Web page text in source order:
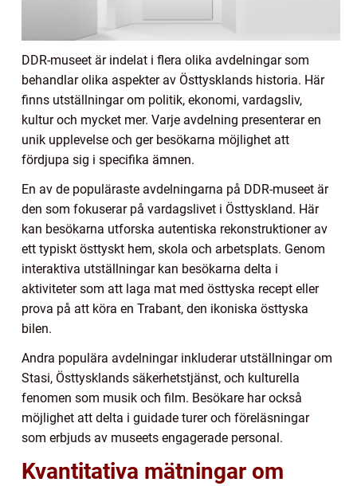
DDR-museet är indelat i flera olika avdelningar som
behandlar olika aspekter av Östtysklands historia. Här
finns utställningar om politik, ekonomi, vardagsliv,
kultur och mycket mer. Varje avdelning presenterar en
unik upplevelse och ger besökarna möjlighet att
fördjupa sig i specifika ämnen.
En av de populäraste avdelningarna på DDR-museet är
den som fokuserar på vardagslivet i Östtyskland. Här
kan besökarna utforska autentiska rekonstruktioner av
ett typiskt östtyskt hem, skola och arbetsplats. Genom
interaktiva utställningar kan besökarna delta i
aktiviteter som att laga mat med östtyska recept eller
prova på att köra en Trabant, den ikoniska östtyska
bilen.
Andra populära avdelningar inkluderar utställningar om
Stasi, Östtysklands säkerhetstjänst, och kulturella
fenomen som musik och film. Besökare har också
möjlighet att delta i guidade turer och föreläsningar
som erbjuds av museets engagerade personal.
Kvantitativa mätningar om